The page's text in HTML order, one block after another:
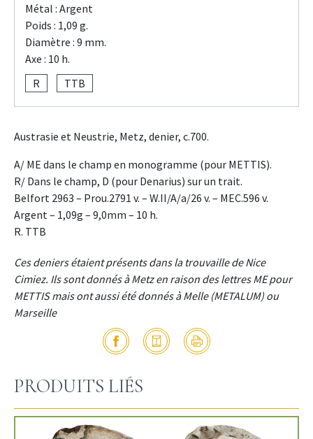
Métal : Argent
Poids : 1,09 g.
Diamètre : 9 mm.
Axe : 10 h.
R
TTB
Austrasie et Neustrie, Metz, denier, c.700.
A/ ME dans le champ en monogramme (pour METTIS).
R/ Dans le champ, D (pour Denarius) sur un trait.
Belfort 2963 – Prou.2791 v. – W.II/A/a/26 v. – MEC.596 v.
Argent – 1,09g – 9,0mm – 10 h.
R. TTB
Ces deniers étaient présents dans la trouvaille de Nice
Cimiez. Ils sont donnés à Metz en raison des lettres ME pour
METTIS mais ont aussi été donnés à Melle (METALUM) ou
Marseille
PRODUITS LIÉS